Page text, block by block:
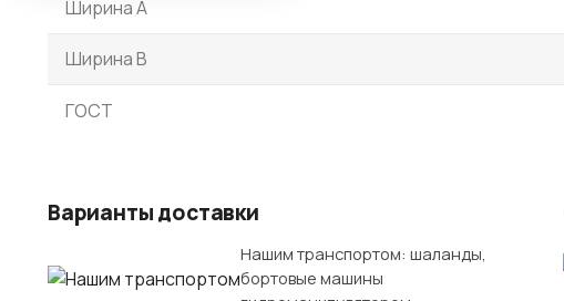
Ширина A
Ширина B
ГОСТ
Варианты доставки
Нашим транспортом: шаланды,
бортовые машины